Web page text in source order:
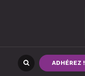
ADHÉREZ !